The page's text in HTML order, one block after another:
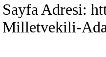
Sayfa Adresi:
Milletvekili-